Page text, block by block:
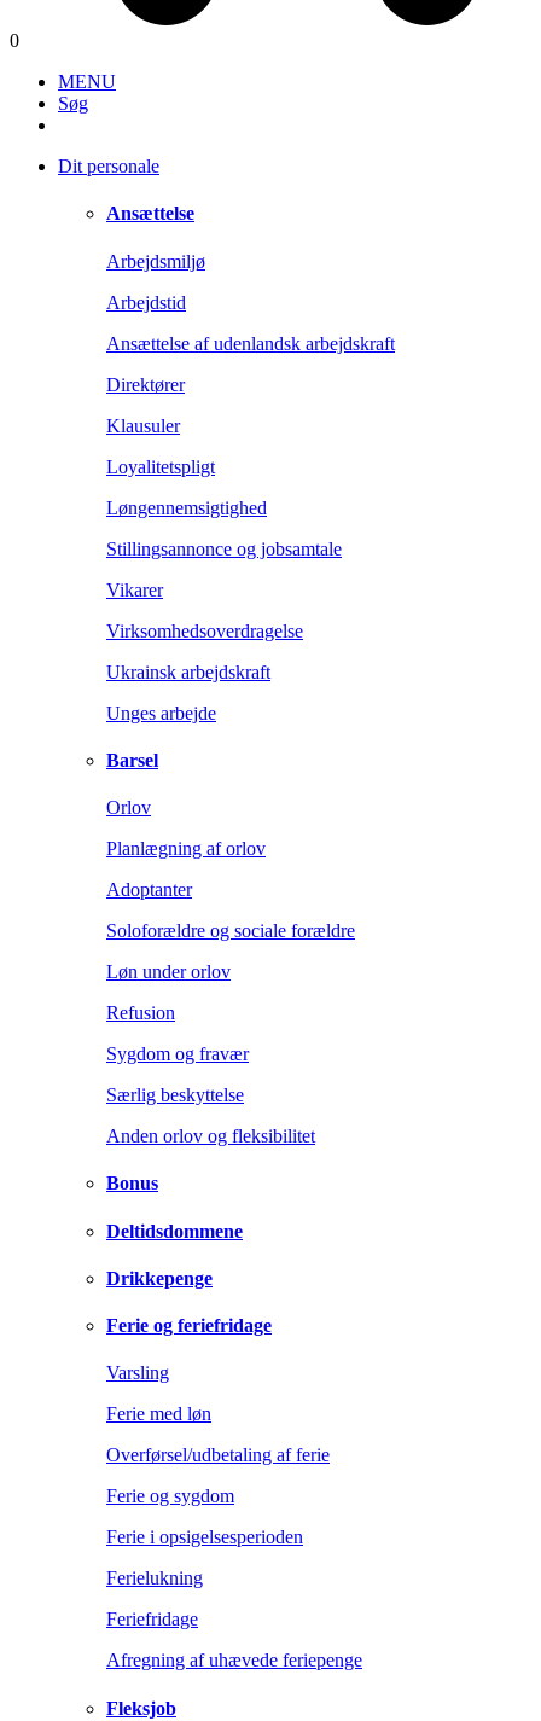
0
MENU
Søg
Dit personale
Ansættelse
Arbejdsmiljø
Arbejdstid
Ansættelse af udenlandsk arbejdskraft
Direktører
Klausuler
Loyalitetspligt
Løngennemsigtighed
Stillingsannonce og jobsamtale
Vikarer
Virksomhedsoverdragelse
Ukrainsk arbejdskraft
Unges arbejde
Barsel
Orlov
Planlægning af orlov
Adoptanter
Soloforældre og sociale forældre
Løn under orlov
Refusion
Sygdom og fravær
Særlig beskyttelse
Anden orlov og fleksibilitet
Bonus
Deltidsdommene
Drikkepenge
Ferie og feriefridage
Varsling
Ferie med løn
Overførsel/udbetaling af ferie
Ferie og sygdom
Ferie i opsigelsesperioden
Ferielukning
Feriefridage
Afregning af uhævede feriepenge
Fleksjob